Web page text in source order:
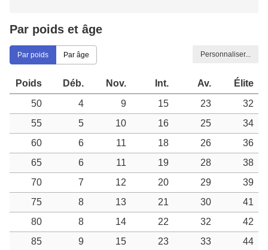
Par poids et âge
Par poids Par âge Personnaliser...
Poids Déb. Nov. Int. Av.
Élite
50
4 9 15 23
32
55
5 10 16 25
34
60
6 11 18 26
36
65
6 11 19 28
38
70
7 12 20 29
39
75
8 13 21 30
41
80
8 14 22 32
42
85
9 15 23 33
44